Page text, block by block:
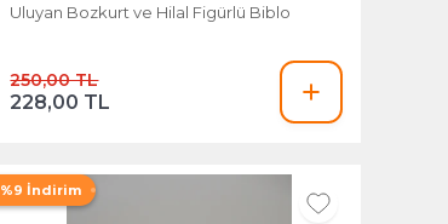
Uluyan Bozkurt ve Hilal Figürlü Biblo
250,00 TL
228,00 TL
%9 İndirim